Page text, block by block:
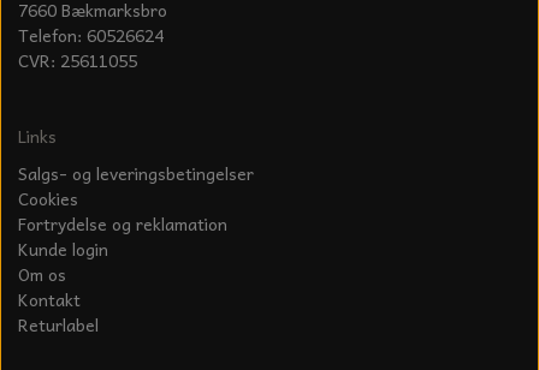
7660 Bækmarksbro
Telefon: 60526624
CVR: 25611055
Links
Salgs- og leveringsbetingelser
Cookies
Fortrydelse og reklamation
Kunde login
Om os
Kontakt
Returlabel